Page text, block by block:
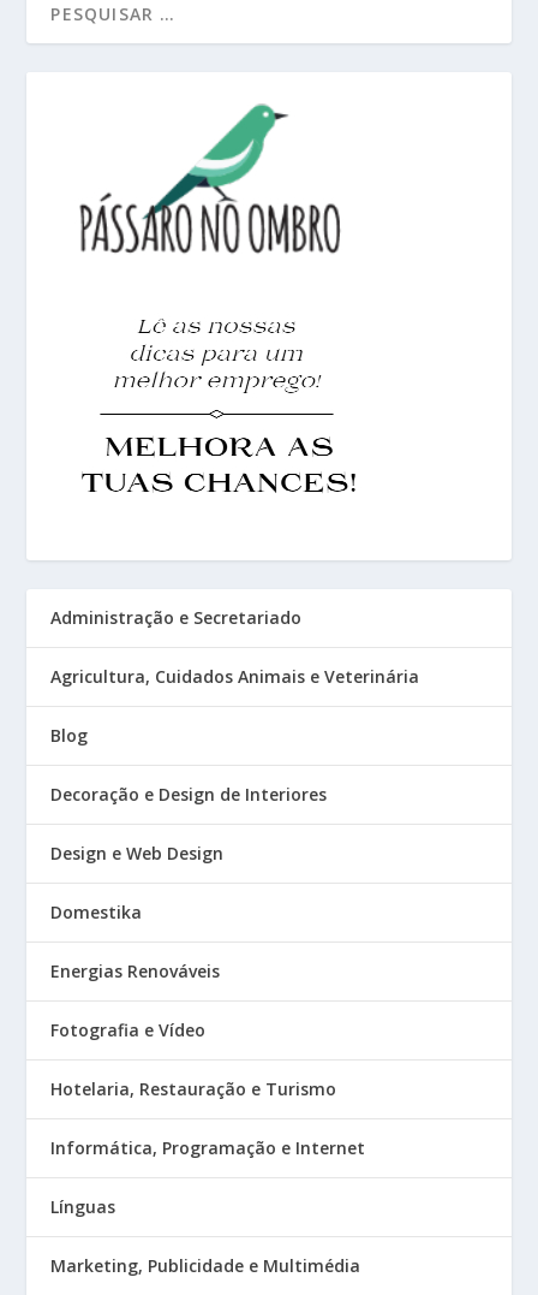
Administração e Secretariado
Agricultura, Cuidados Animais e Veterinária
Blog
Decoração e Design de Interiores
Design e Web Design
Domestika
Energias Renováveis
Fotografia e Vídeo
Hotelaria, Restauração e Turismo
Informática, Programação e Internet
Línguas
Marketing, Publicidade e Multimédia